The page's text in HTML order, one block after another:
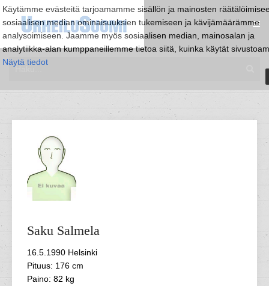
Käytämme evästeitä tarjoamamme sisällön ja mainosten
sosiaalisen median ominaisuuksien tukemiseen ja kävijämäärämme
analysoimiseen. Jaamme myös sosiaalisen median, mainosalan ja
analytiikka-alan kumppaneillemme tietoa siitä, kuinka käytät
Näytä tiedot
Saku Salmela
16.5.1990 Helsinki
Pituus: 176 cm
Paino: 82 kg